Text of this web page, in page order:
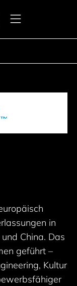
Menü
in
China. Das
geführt –
Kultur